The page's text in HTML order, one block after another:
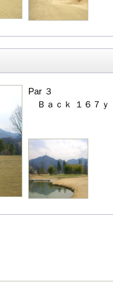
Par ３
Ｂａｃｋ １６７